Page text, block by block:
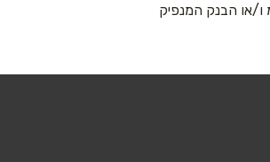
ו/או הבנק המנפיק